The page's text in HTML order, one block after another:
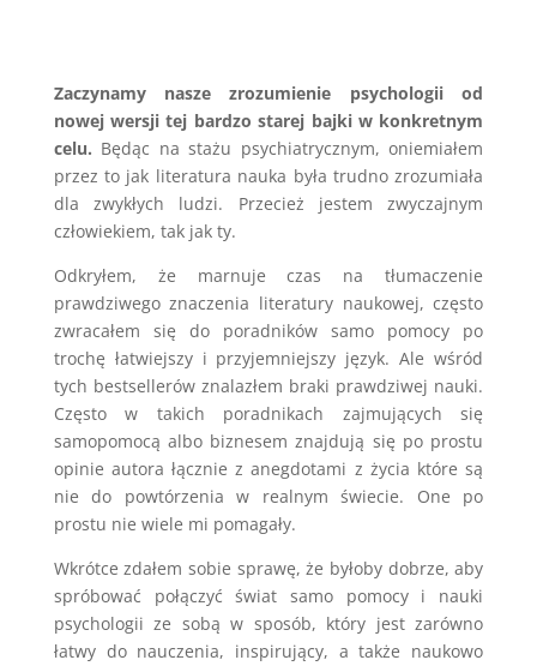
Zaczynamy nasze zrozumienie psychologii od
nowej wersji tej bardzo starej bajki w konkretnym
celu. Będąc na stażu psychiatrycznym, oniemiałem
przez to jak literatura nauka była trudno zrozumiała
dla zwykłych ludzi. Przecież jestem zwyczajnym
człowiekiem, tak jak ty.
Odkryłem, że marnuje czas na tłumaczenie
prawdziwego znaczenia literatury naukowej, często
zwracałem się do poradników samo pomocy po
trochę łatwiejszy i przyjemniejszy język. Ale wśród
tych bestsellerów znalazłem braki prawdziwej nauki.
Często w takich poradnikach zajmujących się
samopomocą albo biznesem znajdują się po prostu
opinie autora łącznie z anegdotami z życia które są
nie do powtórzenia w realnym świecie. One po
prostu nie wiele mi pomagały.
Wkrótce zdałem sobie sprawę, że byłoby dobrze, aby
spróbować połączyć świat samo pomocy i nauki
psychologii ze sobą w sposób, który jest zarówno
łatwy do nauczenia, inspirujący, a także naukowo